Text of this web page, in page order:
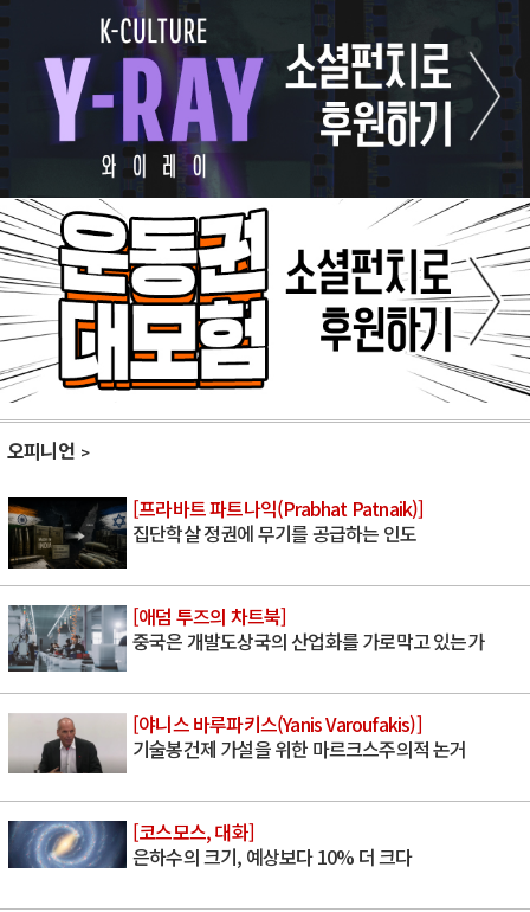
오피니언
[프라바트 파트나익(Prabhat Patnaik)]
집단학살 정권에 무기를 공급하는 인도
[애덤 투즈의 차트북]
중국은 개발도상국의 산업화를 가로막고 있는가
[야니스 바루파키스(Yanis Varoufakis)]
기술봉건제 가설을 위한 마르크스주의적 논거
[코스모스, 대화]
은하수의 크기, 예상보다 10% 더 크다